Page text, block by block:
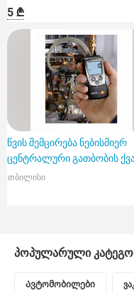
5 ₾
წვის შემცირება ნებისმიერ
ცენტრალური გათბობის
თბილისი
პოპულარული
Ავტომობილები